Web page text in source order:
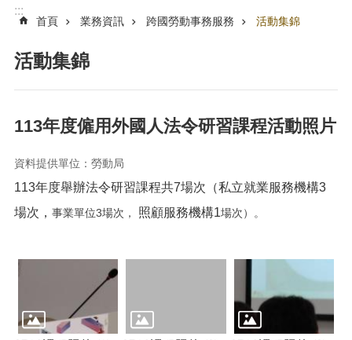
識
動
局
通
錄
業
務
務
:::
首頁 業務資訊 跨國勞動事務服務 活動集錦
活動集錦
113年度僱用外國人法令研習課程活動照片
資料提供單位：勞動局
113年度舉辦法令研習課程共7場次（私立就業服務機構3
場次， 事業單位3場次， 照顧服務機構1場次）。